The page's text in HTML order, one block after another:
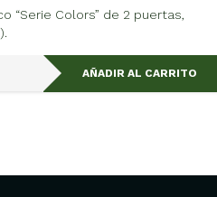
“Serie Colors” de 2 puertas,
AÑADIR AL CARRITO